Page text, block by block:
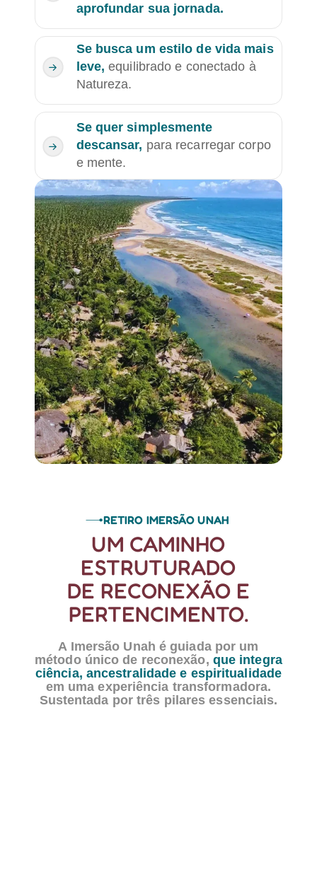
aprofundar sua jornada.
Se busca um estilo de vida mais
leve,equilibrado e conectado à
Natureza.
Se quer simplesmente
descansar, para recarregar corpo
e mente.
RETIRO IMERSÃO UNAH
UM CAMINHO
ESTRUTURADO
DE RECONEXÃO E
PERTENCIMENTO.
A Imersão Unah é guiada por um
método único de reconexão, que integra
ciência, ancestralidade e espiritualidade
em uma experiência transformadora.
Sustentada por três pilares essenciais.